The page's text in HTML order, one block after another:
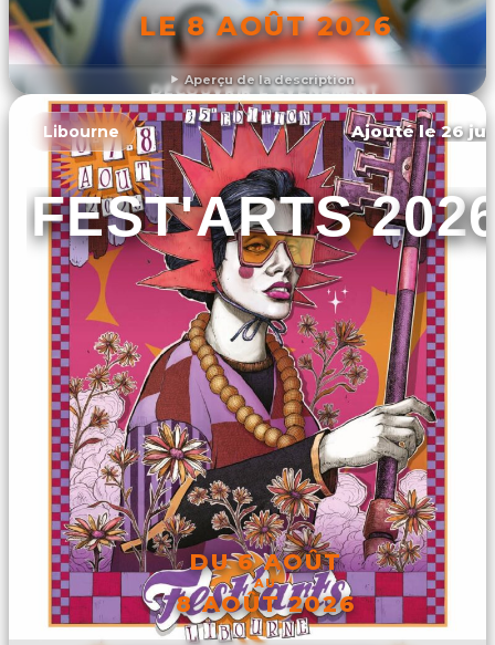
Aperçu de la description
LE 8 AOÛT 2026
DÉCOUVRIR L'ÉVÉNEMENT
Libourne Ajouté le 26
FEST'ARTS
DU 6 AOÛT
AU
8 AOÛT 2026